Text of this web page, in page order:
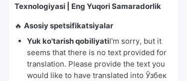
Texnologiyasi | Eng Yuqori Samaradorlik
🔥 Asosiy spetsifikatsiyalar
Yuk ko'tarish qobiliyatiI'm sorry, but it
seems that there is no text provided for
translation. Please provide the text you
would like to have translated into Ўзбек